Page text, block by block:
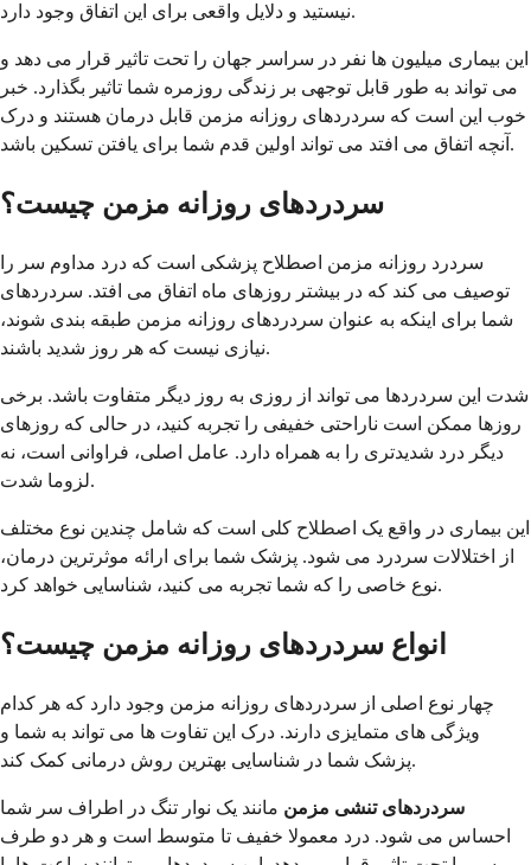
نیستید و دلایل واقعی برای این اتفاق وجود دارد.
این بیماری میلیون ها نفر در سراسر جهان را تحت تاثیر قرار می دهد و
می تواند به طور قابل توجهی بر زندگی روزمره شما تاثیر بگذارد. خبر
خوب این است که سردردهای روزانه مزمن قابل درمان هستند و درک
آنچه اتفاق می افتد می تواند اولین قدم شما برای یافتن تسکین باشد.
سردردهای روزانه مزمن چیست؟
سردرد روزانه مزمن اصطلاح پزشکی است که درد مداوم سر را
توصیف می کند که در بیشتر روزهای ماه اتفاق می افتد. سردردهای
شما برای اینکه به عنوان سردردهای روزانه مزمن طبقه بندی شوند،
نیازی نیست که هر روز شدید باشند.
شدت این سردردها می تواند از روزی به روز دیگر متفاوت باشد. برخی
روزها ممکن است ناراحتی خفیفی را تجربه کنید، در حالی که روزهای
دیگر درد شدیدتری را به همراه دارد. عامل اصلی، فراوانی است، نه
لزوما شدت.
این بیماری در واقع یک اصطلاح کلی است که شامل چندین نوع مختلف
از اختلالات سردرد می شود. پزشک شما برای ارائه موثرترین درمان،
نوع خاصی را که شما تجربه می کنید، شناسایی خواهد کرد.
انواع سردردهای روزانه مزمن چیست؟
چهار نوع اصلی از سردردهای روزانه مزمن وجود دارد که هر کدام
ویژگی های متمایزی دارند. درک این تفاوت ها می تواند به شما و
پزشک شما در شناسایی بهترین روش درمانی کمک کند.
سردردهای تنشی مزمن مانند یک نوار تنگ در اطراف سر شما
احساس می شود. درد معمولا خفیف تا متوسط است و هر دو طرف